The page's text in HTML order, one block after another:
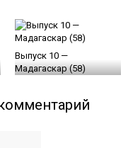
Выпуск 10 —
Мадагаскар (58)